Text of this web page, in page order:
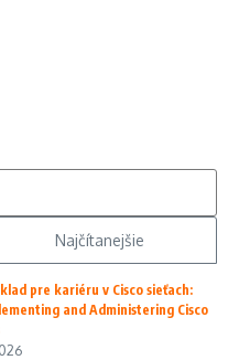
Najčítanejšie
pre kariéru v Cisco sieťach:
and Administering Cisco